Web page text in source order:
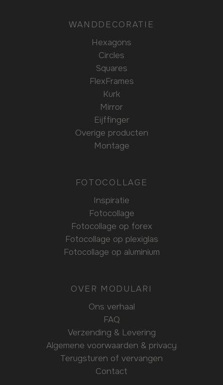
WANDDECORATIE
Hexagons
Circles
Squares
FlexFrames
Kurk
Mirror
Eijffinger
Overige producten
Montage
FOTOCOLLAGE
Inspiratie
Fotocollage
Fotocollage op forex
Fotocollage op plexiglas
Fotocollage op aluminium
OVER MODULARI
Ons verhaal
FAQ
Verzending & Levering
Algemene voorwaarden & privacy
Terugsturen of vervangen
Contact